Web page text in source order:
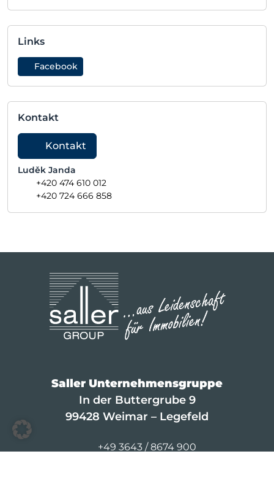
Links
Facebook
Kontakt
Kontakt
Luděk Janda
+420 474 610 012
+420 724 666 858
Saller Unternehmensgruppe
In der Buttergrube 9
99428 Weimar – Legefeld
+49 3643 / 8674 900